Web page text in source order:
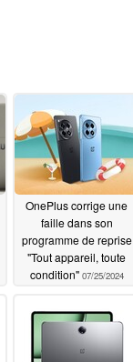
OnePlus corrige une
faille dans son
programme de reprise
"Tout appareil, toute
condition" 07/25/2024